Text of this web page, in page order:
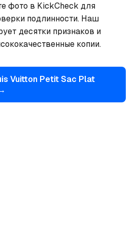
фото в KickCheck для
подлинности. Наш
десятки признаков и
копии.
Vuitton Petit Sac Plat